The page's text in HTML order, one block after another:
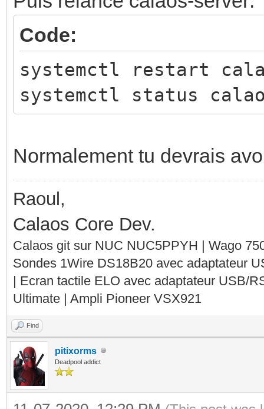
Code:
systemctl restart
systemctl status
Normalement tu devrais
Raoul,
Calaos Core Dev.
Calaos git sur NUC NUC5PPYH | Wago
Sondes 1Wire DS18B20 avec adaptateur
| Ecran tactile ELO avec adaptateur USB/
Ultimate | Ampli Pioneer VSX921
Find
pitixorms
Deadpool addict